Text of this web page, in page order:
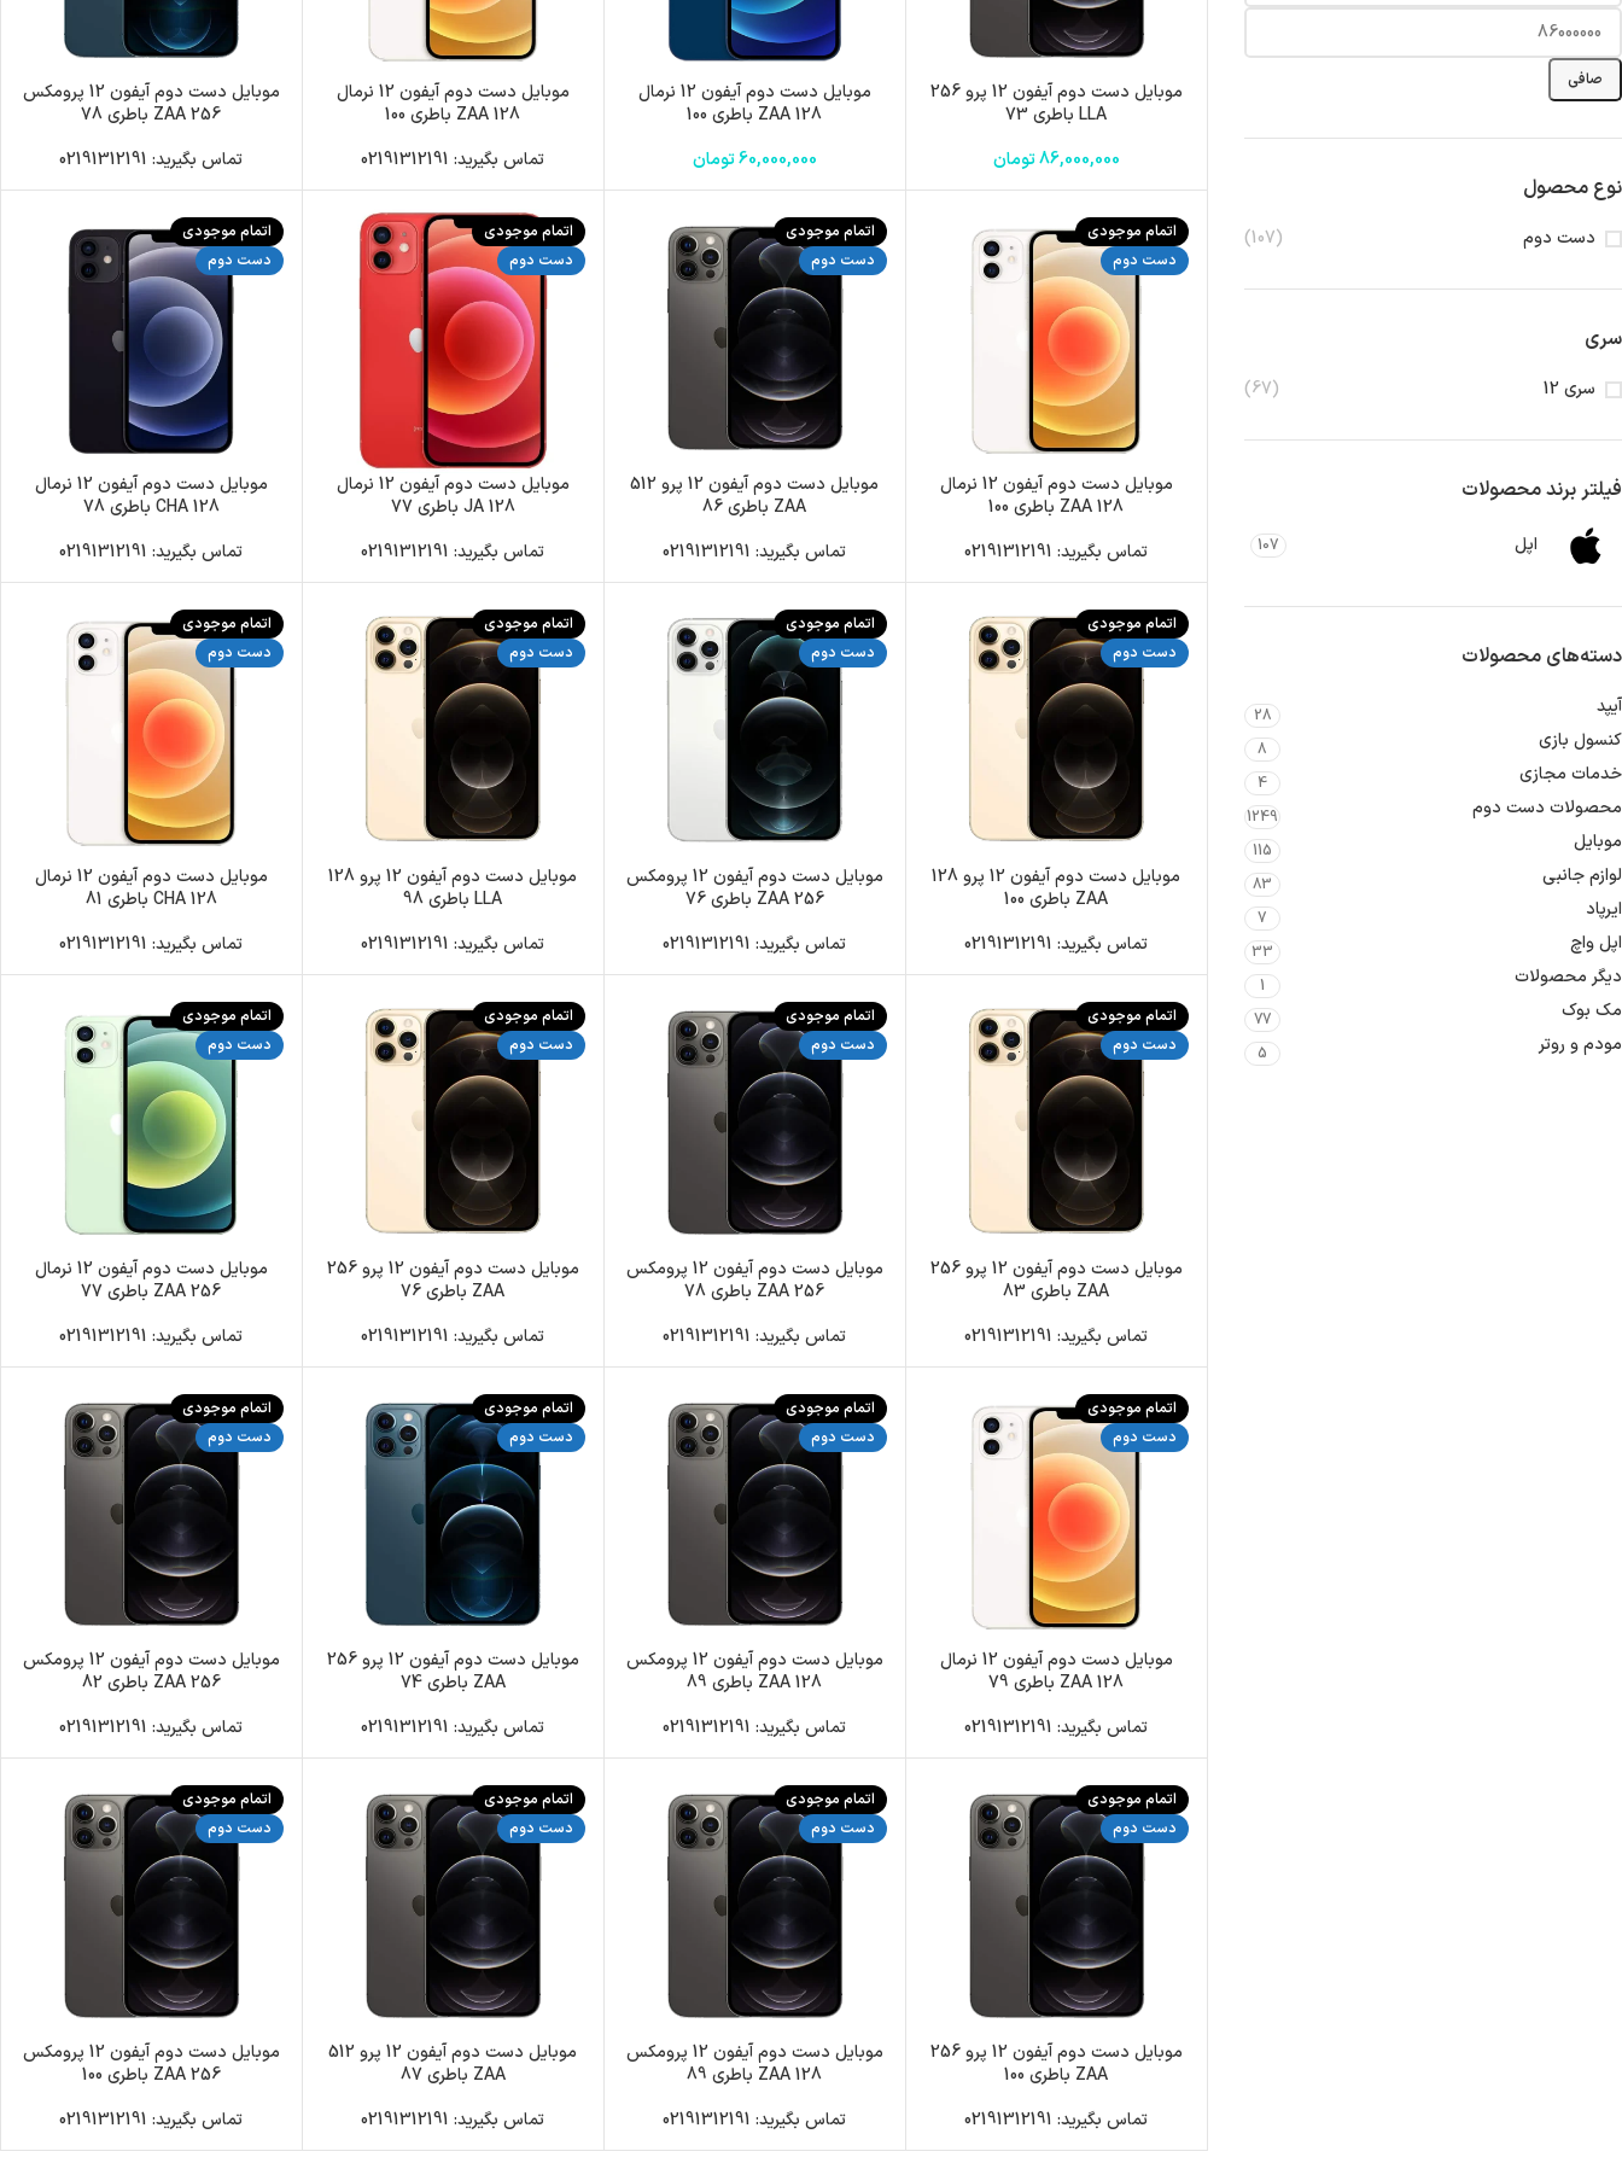
صافی
نوع محصول
دست دوم (107)
سری
سری 12 (67)
فیلتر برند محصولات
اپل 107
دسته‌های محصولات
آیپد 28
کنسول بازی 8
خدمات مجازی 4
محصولات دست دوم 1249
موبایل 115
لوازم جانبی 83
ایرپاد 7
اپل واچ 33
دیگر محصولات 1
مک بوک 77
مودم و روتر 5
موبایل دست دوم آیفون 12 پرو 256
LLA باطری 73
86,000,000تومان
موبایل دست دوم آیفون 12 نرمال
128 ZAA باطری 100
60,000,000تومان
موبایل دست دوم آیفون 12 نرمال
128 ZAA باطری 100
تماس بگیرید: 02191312191
موبایل دست دوم آیفون 12 پرومکس
256 ZAA باطری 78
تماس بگیرید: 02191312191
اتمام موجودی
دست دوم
موبایل دست دوم آیفون 12 نرمال
128 ZAA باطری 100
تماس بگیرید: 02191312191
اتمام موجودی
دست دوم
موبایل دست دوم آیفون 12 پرو 512
ZAA باطری 86
تماس بگیرید: 02191312191
اتمام موجودی
دست دوم
موبایل دست دوم آیفون 12 نرمال
128 JA باطری 77
تماس بگیرید: 02191312191
اتمام موجودی
دست دوم
موبایل دست دوم آیفون 12 نرمال
128 CHA باطری 78
تماس بگیرید: 02191312191
اتمام موجودی
دست دوم
موبایل دست دوم آیفون 12 پرو 128
ZAA باطری 100
تماس بگیرید: 02191312191
اتمام موجودی
دست دوم
موبایل دست دوم آیفون 12 پرومکس
256 ZAA باطری 76
تماس بگیرید: 02191312191
اتمام موجودی
دست دوم
موبایل دست دوم آیفون 12 پرو 128
LLA باطری 98
تماس بگیرید: 02191312191
اتمام موجودی
دست دوم
موبایل دست دوم آیفون 12 نرمال
128 CHA باطری 81
تماس بگیرید: 02191312191
اتمام موجودی
دست دوم
موبایل دست دوم آیفون 12 پرو 256
ZAA باطری 83
تماس بگیرید: 02191312191
اتمام موجودی
دست دوم
موبایل دست دوم آیفون 12 پرومکس
256 ZAA باطری 78
تماس بگیرید: 02191312191
اتمام موجودی
دست دوم
موبایل دست دوم آیفون 12 پرو 256
ZAA باطری 76
تماس بگیرید: 02191312191
اتمام موجودی
دست دوم
موبایل دست دوم آیفون 12 نرمال
256 ZAA باطری 77
تماس بگیرید: 02191312191
اتمام موجودی
دست دوم
موبایل دست دوم آیفون 12 نرمال
128 ZAA باطری 79
تماس بگیرید: 02191312191
اتمام موجودی
دست دوم
موبایل دست دوم آیفون 12 پرومکس
128 ZAA باطری 89
تماس بگیرید: 02191312191
اتمام موجودی
دست دوم
موبایل دست دوم آیفون 12 پرو 256
ZAA باطری 74
تماس بگیرید: 02191312191
اتمام موجودی
دست دوم
موبایل دست دوم آیفون 12 پرومکس
256 ZAA باطری 82
تماس بگیرید: 02191312191
اتمام موجودی
دست دوم
موبایل دست دوم آیفون 12 پرو 256
ZAA باطری 100
تماس بگیرید: 02191312191
اتمام موجودی
دست دوم
موبایل دست دوم آیفون 12 پرومکس
128 ZAA باطری 89
تماس بگیرید: 02191312191
اتمام موجودی
دست دوم
موبایل دست دوم آیفون 12 پرو 512
ZAA باطری 87
تماس بگیرید: 02191312191
اتمام موجودی
دست دوم
موبایل دست دوم آیفون 12 پرومکس
256 ZAA باطری 100
تماس بگیرید: 02191312191